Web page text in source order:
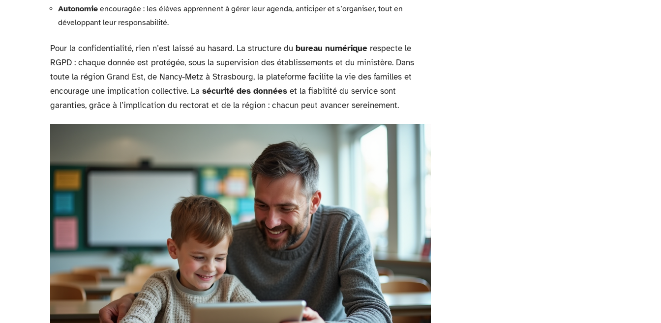
Autonomie encouragée : les élèves apprennent à gérer leur agenda, anticiper et s’organiser, tout en
développant leur responsabilité.
Pour la confidentialité, rien n’est laissé au hasard. La structure du bureau numérique respecte le
RGPD : chaque donnée est protégée, sous la supervision des établissements et du ministère. Dans
toute la région Grand Est, de Nancy-Metz à Strasbourg, la plateforme facilite la vie des familles et
encourage une implication collective. La sécurité des données et la fiabilité du service sont
garanties, grâce à l’implication du rectorat et de la région : chacun peut avancer sereinement.